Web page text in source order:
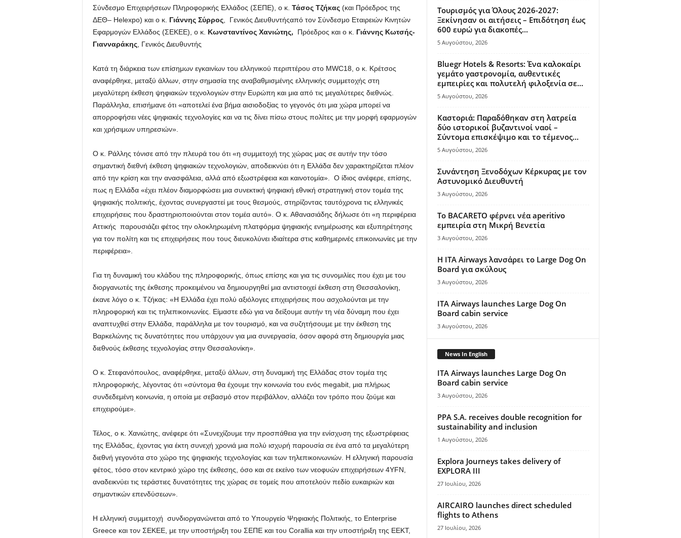
Σύνδεσμο Επιχειρήσεων Πληροφορικής Ελλάδος (ΣΕΠΕ), o κ. Τάσος Τζήκας (και Πρόεδρος της
ΔΕΘ– Helexpo) και o κ. Γιάννης Σύρρος, Γενικός Διευθυντήςαπό τον Σύνδεσμο Εταιρειών Κινητών
Εφαρμογών Ελλάδος (ΣΕΚΕΕ), ο κ. Κωνσταντίνος Χανιώτης, Πρόεδρος και ο κ. Γιάννης Κωτσής-
Γιανναράκης, Γενικός Διευθυντής
Κατά τη διάρκεια των επίσημων εγκαινίων του ελληνικού περιπτέρου στο MWC18, o κ. Κρέτσος
αναφέρθηκε, μεταξύ άλλων, στην σημασία της αναβαθμισμένης ελληνικής συμμετοχής στη
μεγαλύτερη έκθεση ψηφιακών τεχνολογιών στην Ευρώπη και μια από τις μεγαλύτερες διεθνώς.
Παράλληλα, επισήμανε ότι «αποτελεί ένα βήμα αισιοδοξίας το γεγονός ότι μια χώρα μπορεί να
απορροφήσει νέες ψηφιακές τεχνολογίες και να τις δίνει πίσω στους πολίτες με την μορφή εφαρμογών
και χρήσιμων υπηρεσιών».
Ο κ. Ράλλης τόνισε από την πλευρά του ότι «η συμμετοχή της χώρας μας σε αυτήν την τόσο
σημαντική διεθνή έκθεση ψηφιακών τεχνολογιών, αποδεικνύει ότι η Ελλάδα δεν χαρακτηρίζεται πλέον
από την κρίση και την ανασφάλεια, αλλά από εξωστρέφεια και καινοτομία». Ο ίδιος ανέφερε, επίσης,
πως η Ελλάδα «έχει πλέον διαμορφώσει μια συνεκτική ψηφιακή εθνική στρατηγική στον τομέα της
ψηφιακής πολιτικής, έχοντας συνεργαστεί με τους θεσμούς, στηρίζοντας ταυτόχρονα τις ελληνικές
επιχειρήσεις που δραστηριοποιούνται στον τομέα αυτό». Ο κ. Αθανασιάδης δήλωσε ότι «η περιφέρεια
Αττικής παρουσιάζει φέτος την ολοκληρωμένη πλατφόρμα ψηφιακής ενημέρωσης και εξυπηρέτησης
για τον πολίτη και τις επιχειρήσεις που τους διευκολύνει ιδιαίτερα στις καθημερινές επικοινωνίες με την
περιφέρεια».
Για τη δυναμική του κλάδου της πληροφορικής, όπως επίσης και για τις συνομιλίες που έχει με του
διοργανωτές της έκθεσης προκειμένου να δημιουργηθεί μια αντιστοιχεί έκθεση στη Θεσσαλονίκη,
έκανε λόγο ο κ. Τζήκας: «Η Ελλάδα έχει πολύ αξιόλογες επιχειρήσεις που ασχολούνται με την
πληροφορική και τις τηλεπικοινωνίες. Είμαστε εδώ για να δείξουμε αυτήν τη νέα δύναμη που έχει
αναπτυχθεί στην Ελλάδα, παράλληλα με τον τουρισμό, και να συζητήσουμε με την έκθεση της
Βαρκελώνης τις δυνατότητες που υπάρχουν για μια συνεργασία, όσον αφορά στη δημιουργία μιας
διεθνούς έκθεσης τεχνολογίας στην Θεσσαλονίκη».
Ο κ. Στεφανόπουλος, αναφέρθηκε, μεταξύ άλλων, στη δυναμική της Ελλάδας στον τομέα της
πληροφορικής, λέγοντας ότι «σύντομα θα έχουμε την κοινωνία του ενός megabit, μια πλήρως
συνδεδεμένη κοινωνία, η οποία με σεβασμό στον περιβάλλον, αλλάζει τον τρόπο που ζούμε και
επιχειρούμε».
Τέλος, ο κ. Χανιώτης, ανέφερε ότι «Συνεχίζουμε την προσπάθεια για την ενίσχυση της εξωστρέφειας
της Ελλάδας, έχοντας για έκτη συνεχή χρονιά μια πολύ ισχυρή παρουσία σε ένα από τα μεγαλύτερη
διεθνή γεγονότα στο χώρο της ψηφιακής τεχνολογίας και των τηλεπικοινωνιών. Η ελληνική παρουσία
φέτος, τόσο στον κεντρικό χώρο της έκθεσης, όσο και σε εκείνο των νεοφυών επιχειρήσεων 4YFN,
αναδεικνύει τις τεράστιες δυνατότητες της χώρας σε τομείς που αποτελούν πεδίο ευκαιριών και
σημαντικών επενδύσεων».
Η ελληνική συμμετοχή συνδιοργανώνεται από το Υπουργείο Ψηφιακής Πολιτικής, το Enterprise
Greece και τον ΣΕΚΕΕ, με την υποστήριξη του ΣΕΠΕ και του Corallia και την υποστήριξη της ΕΕΚΤ,
Τουρισμός για Όλους 2026-2027:
Ξεκίνησαν οι αιτήσεις – Επιδότηση έως
600 ευρώ για διακοπές...
5 Αυγούστου, 2026
Bluegr Hotels & Resorts: Ένα καλοκαίρι
γεμάτο γαστρονομία, αυθεντικές
εμπειρίες και πολυτελή φιλοξενία σε...
5 Αυγούστου, 2026
Καστοριά: Παραδόθηκαν στη λατρεία
δύο ιστορικοί βυζαντινοί ναοί –
Σύντομα επισκέψιμο και το τέμενος...
5 Αυγούστου, 2026
Συνάντηση Ξενοδόχων Κέρκυρας με τον
Αστυνομικό Διευθυντή
3 Αυγούστου, 2026
Το BACARETO φέρνει νέα aperitivo
εμπειρία στη Μικρή Βενετία
3 Αυγούστου, 2026
Η ITA Airways λανσάρει το Large Dog On
Board για σκύλους
3 Αυγούστου, 2026
ITA Airways launches Large Dog On
Board cabin service
3 Αυγούστου, 2026
News In English
ITA Airways launches Large Dog On
Board cabin service
3 Αυγούστου, 2026
PPA S.A. receives double recognition for
sustainability and inclusion
1 Αυγούστου, 2026
Explora Journeys takes delivery of
EXPLORA III
27 Ιουλίου, 2026
AIRCAIRO launches direct scheduled
flights to Athens
27 Ιουλίου, 2026